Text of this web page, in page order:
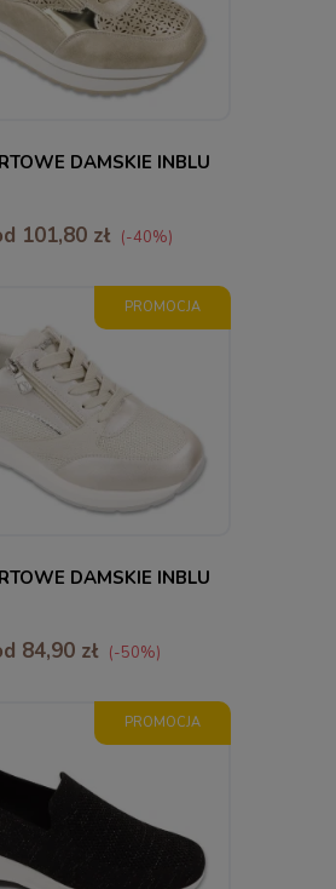
38 39 40
DAMSKIE INBLU
101,80 zł (-40%)
DAMSKIE INBLU
84,90 zł (-50%)
PROMOCJA
38
PROMOCJA